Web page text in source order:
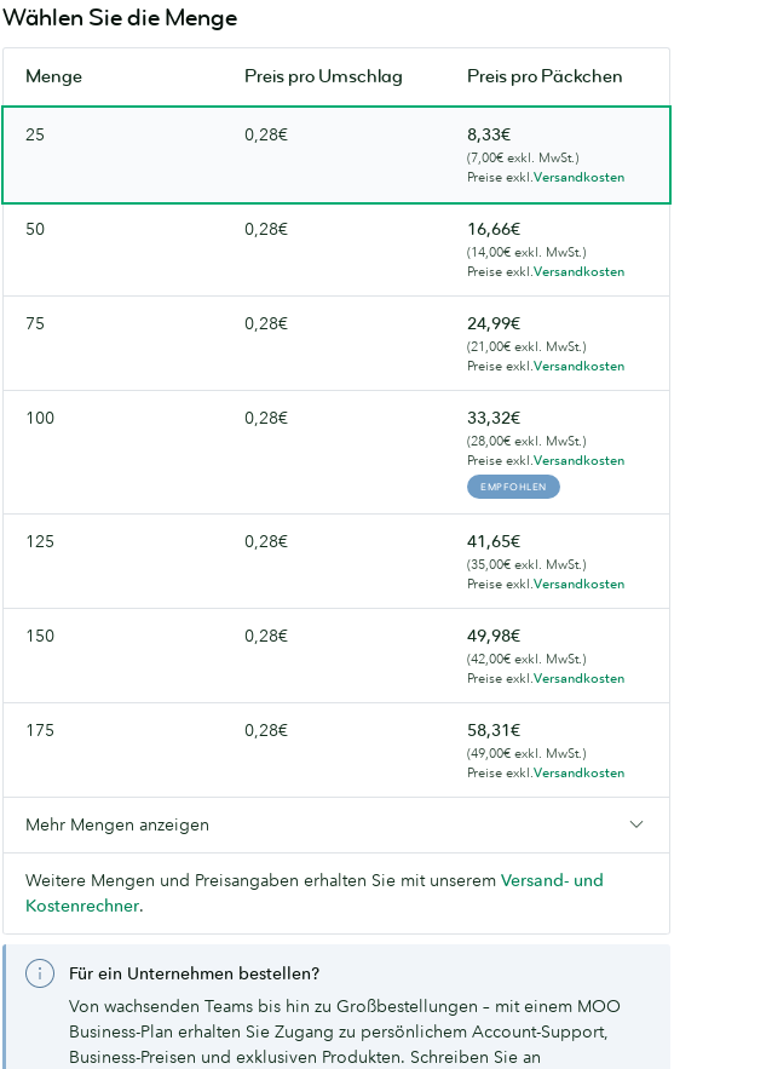
es
bald
wieder.
es
bald
wieder.
bald
wieder.
vorrätig.
Versuchen
Sie
es
bald
Wählen Sie die Menge
Menge Preis pro Umschlag Preis pro Päckchen
25 0,28€ 8,33€
(7,00€ exkl. MwSt.)
Preise exkl.Versandkosten
50 0,28€ 16,66€
(14,00€ exkl. MwSt.)
Preise exkl.Versandkosten
75 0,28€ 24,99€
(21,00€ exkl. MwSt.)
Preise exkl.Versandkosten
100 0,28€ 33,32€
(28,00€ exkl. MwSt.)
Preise exkl.Versandkosten
EMPFOHLEN
125 0,28€ 41,65€
(35,00€ exkl. MwSt.)
Preise exkl.Versandkosten
150 0,28€ 49,98€
(42,00€ exkl. MwSt.)
Preise exkl.Versandkosten
175 0,28€ 58,31€
(49,00€ exkl. MwSt.)
Preise exkl.Versandkosten
Mehr Mengen anzeigen
Weitere Mengen und Preisangaben erhalten Sie mit unserem Versand- und
Kostenrechner.
Für ein Unternehmen bestellen?
Von wachsenden Teams bis hin zu Großbestellungen – mit einem MOO
Business-Plan erhalten Sie Zugang zu persönlichem Account-Support,
Business-Preisen und exklusiven Produkten. Schreiben Sie an